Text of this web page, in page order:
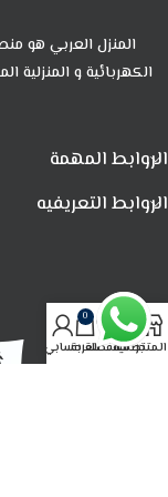
المنزل العربي هو
الكهربائية و
الروابط المهمة
الروابط التعريفيه
المتجرتصفيةالمفضلة
0
العربةحسابي